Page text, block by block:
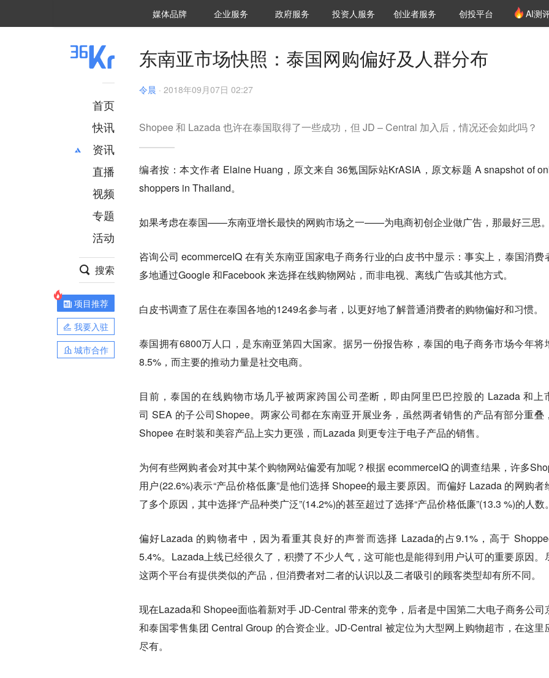
媒体品牌 36Kr研究院
企业服务 城市之窗
政府服务 VClub投资机构库
投资机构职位推介
投资人服务 创投氪堂
创业者服务 创投平台 AI测
首页
快讯
资讯
推荐
财经
项目推荐
安徽
直播
视频
专题
活动
搜索
项目推荐
我要入驻
城市合作
东南亚市场快照：泰国网购偏好及人群分布
令晨 · 2018年09月07日 02:27
Shopee 和 Lazada 也许在泰国取得了一些成功，但 JD – Central 加入后，情况还会如此吗？
编者按：本文作者 Elaine Huang ，原文来自 36氪国际站KrASIA ，原文标题 A snapshot of
shoppers in Thailand。
如果考虑在泰国——东南亚增长最快的网购市场之一——为电商初创企业做广告，那最好三思。
咨询公司 ecommerceIQ 在有关东南亚国家电子商务行业的白皮书中显示：事实上，泰国消费
多地通过Google 和Facebook 来选择在线购物网站，而非电视、离线广告或其他方式。
白皮书调查了居住在泰国各地的1249名参与者，以更好地了解普通消费者的购物偏好和习惯。
泰国拥有6800万人口，是东南亚第四大国家。据另一份报告称，泰国的电子商务市场今年将
8.5%，而主要的推动力量是社交电商。
目前，泰国的在线购物市场几乎被两家跨国公司垄断，即由阿里巴巴控股的 Lazada 和上
司 SEA 的子公司Shopee。两家公司都在东南亚开展业务，虽然两者销售的产品有部分重叠
Shopee 在时装和美容产品上实力更强，而Lazada 则更专注于电子产品的销售。
为何有些网购者会对其中某个购物网站偏爱有加呢？根据 ecommerceIQ 的调查结果，许多
用户(22.6%)表示“产品价格低廉”是他们选择 Shopee的最主要原因。而偏好 Lazada 的网购者
了多个原因，其中选择“产品种类广泛”(14.2%)的甚至超过了选择“产品价格低廉”(13.3 %)的人数。
偏好Lazada 的购物者中，因为看重其良好的声誉而选择 Lazada的占9.1%，高于
5.4%。Lazada上线已经很久了，积攒了不少人气，这可能也是能得到用户认可的重要原因。
这两个平台有提供类似的产品，但消费者对二者的认识以及二者吸引的顾客类型却有所不同。
现在Lazada和 Shopee面临着新对手 JD-Central 带来的竞争，后者是中国第二大电子商务公司
和泰国零售集团 Central Group 的合资企业。JD-Central 被定位为大型网上购物超市，在这里
尽有。